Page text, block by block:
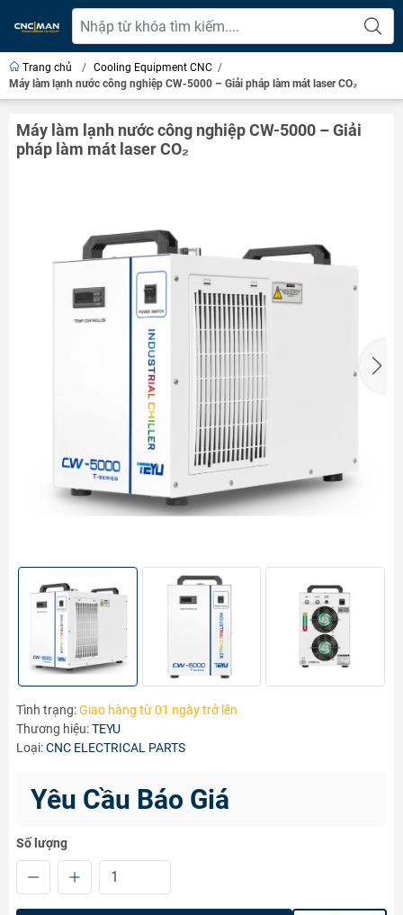
Trang chủ / Cooling Equipment CNC /
Máy làm lạnh nước công nghiệp CW-5000 – Giải pháp làm mát laser CO₂
Máy làm lạnh nước công nghiệp CW-5000 – Giải
pháp làm mát laser CO₂
Tình trạng:Giao hàng từ 01 ngày trở lên
Thương hiệu:TEYU
Loại:CNC ELECTRICAL PARTS
Yêu Cầu Báo Giá
Số lượng